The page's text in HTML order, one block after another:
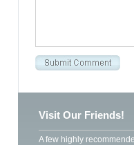
Visit Our Friends!
A few highly